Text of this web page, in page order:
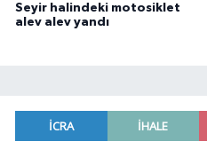
Seyir halindeki motosiklet
alev alev yandı